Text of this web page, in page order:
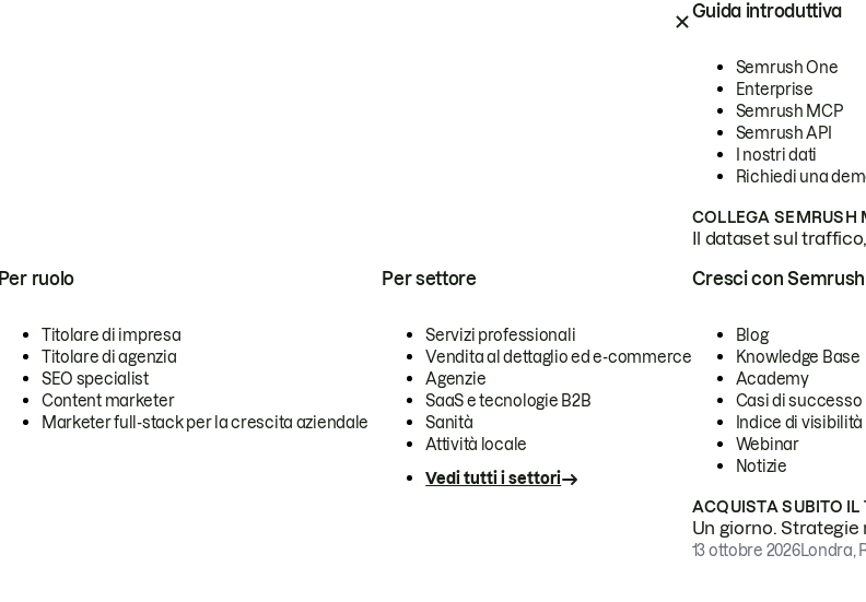
Guida introduttiva
Semrush One
Enterprise
Semrush MCP
Semrush API
I nostri dati
Richiedi una
COLLEGA SEMRUSH
Il dataset sul
Per ruolo
Titolare di impresa
Titolare di agenzia
SEO specialist
Content marketer
Marketer full-stack per la crescita aziendale
Per settore
Servizi professionali
Vendita al dettaglio ed e-commerce
Agenzie
SaaS e tecnologie B2B
Sanità
Attività locale
Vedi tutti i settori
Cresci con Semrush
Blog
Knowledge Base
Academy
Casi di successo
Indice di visibilità
Webinar
Notizie
ACQUISTA SUBITO IL
Un giorno.
13 ottobre 2026Londra,